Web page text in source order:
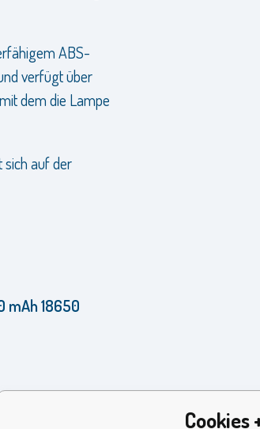
ABS-
verfügt über
dem die Lampe
sich auf der
mAh 18650
Cookies